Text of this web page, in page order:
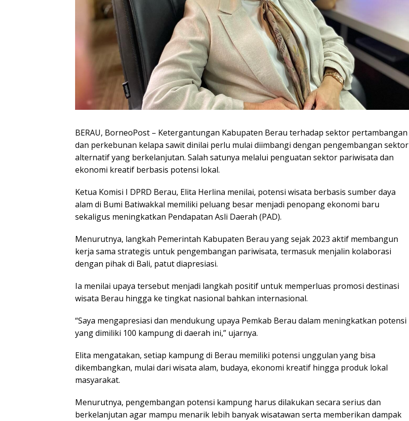
BERAU, BorneoPost – Ketergantungan Kabupaten Berau terhadap sektor pertambangan
dan perkebunan kelapa sawit dinilai perlu mulai diimbangi dengan pengembangan sektor
alternatif yang berkelanjutan. Salah satunya melalui penguatan sektor pariwisata dan
ekonomi kreatif berbasis potensi lokal.
Ketua Komisi I DPRD Berau, Elita Herlina menilai, potensi wisata berbasis sumber daya
alam di Bumi Batiwakkal memiliki peluang besar menjadi penopang ekonomi baru
sekaligus meningkatkan Pendapatan Asli Daerah (PAD).
Menurutnya, langkah Pemerintah Kabupaten Berau yang sejak 2023 aktif membangun
kerja sama strategis untuk pengembangan pariwisata, termasuk menjalin kolaborasi
dengan pihak di Bali, patut diapresiasi.
Ia menilai upaya tersebut menjadi langkah positif untuk memperluas promosi destinasi
wisata Berau hingga ke tingkat nasional bahkan internasional.
“Saya mengapresiasi dan mendukung upaya Pemkab Berau dalam meningkatkan potensi
yang dimiliki 100 kampung di daerah ini,” ujarnya.
Elita mengatakan, setiap kampung di Berau memiliki potensi unggulan yang bisa
dikembangkan, mulai dari wisata alam, budaya, ekonomi kreatif hingga produk lokal
masyarakat.
Menurutnya, pengembangan potensi kampung harus dilakukan secara serius dan
berkelanjutan agar mampu menarik lebih banyak wisatawan serta memberikan dampak